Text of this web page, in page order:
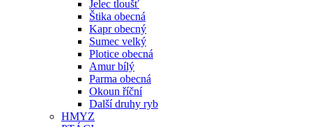
Jelec tloušť
Štika obecná
Kapr obecný
Sumec velký
Plotice obecná
Amur bílý
Parma obecná
Okoun říční
Další druhy ryb
HMYZ